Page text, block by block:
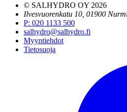
© SALHYDRO OY 2026
Ilvesvuorenkatu 10, 01900
P: 020 1133 500
salhydro@salhydro.fi
Myyntiehdot
Tietosuoja